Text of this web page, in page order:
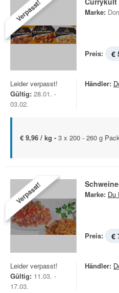
Verpasst! Marke:
Preis: €
Leider verpasst!
Gültig: 28.01. -
03.02.
Händler:
€ 9,96 / kg - 3 x 200 - 260 g
Verpasst! Marke: Du
Preis: €
Leider verpasst!
Gültig: 11.03. -
17.03.
Händler: